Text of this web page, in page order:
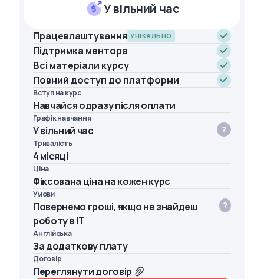
У вільний час
Працевлаштування УНІКАЛЬНО
Підтримка ментора
Всі матеріали курсу
Повний доступ до платформи
Вступ на курс
Навчайся одразу після оплати
Графік навчання
У вільний час
Тривалість
4 місяці
Ціна
Фіксована ціна на кожен курс
Умови
Повернемо гроші, якщо не знайдеш
роботу в IT
Англійська
За додаткову плату
Договір
Переглянути договір